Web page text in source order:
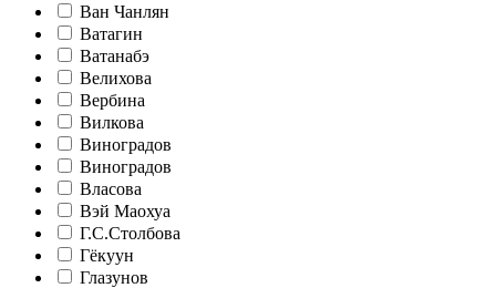
Ван Чанлян
Ватагин
Ватанабэ
Велихова
Вербина
Вилкова
Виноградов
Виноградов
Власова
Вэй Маохуа
Г.С.Столбова
Гёкуун
Глазунов